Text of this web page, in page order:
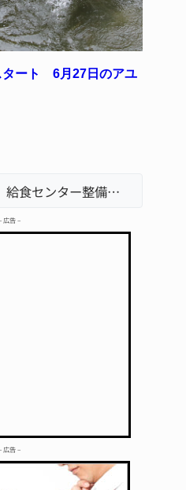
タート 6月27日のアユ
中学校の陶壁モニュメント 地元建設会社がボランティアで清掃 伊賀
広告 –
広告 –